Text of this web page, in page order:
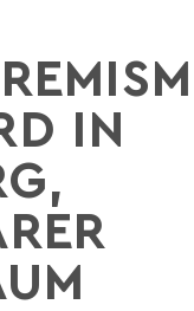
IN H
B
W